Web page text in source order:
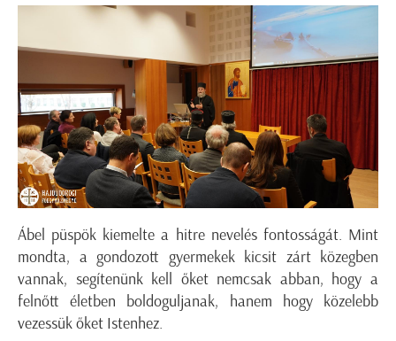
Ábel püspök kiemelte a hitre nevelés fontosságát. Mint
mondta, a gondozott gyermekek kicsit zárt közegben
vannak, segítenünk kell őket nemcsak abban, hogy a
felnőtt életben boldoguljanak, hanem hogy közelebb
vezessük őket Istenhez.